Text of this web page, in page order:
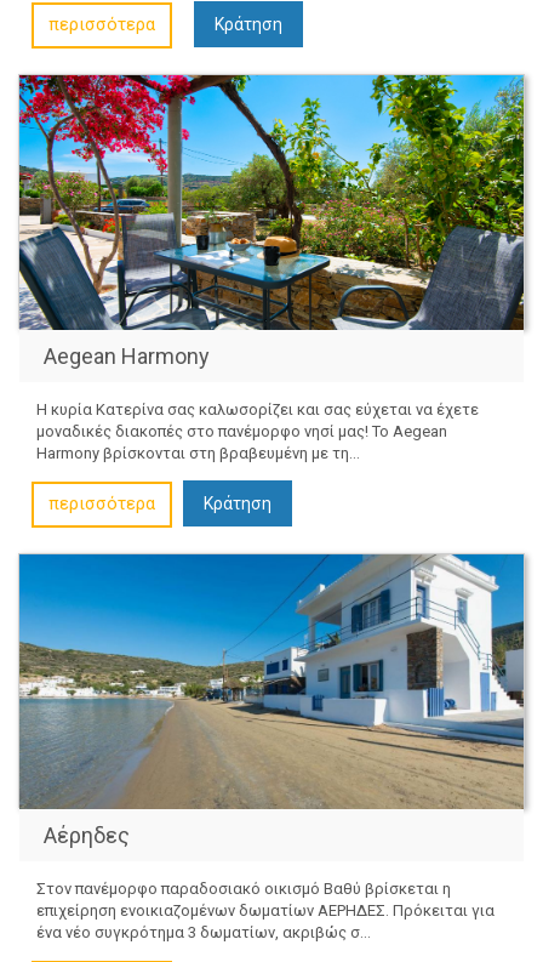
περισσότερα Κράτηση
Aegean Harmony
Η κυρία Κατερίνα σας καλωσορίζει και σας εύχεται να έχετε
μοναδικές διακοπές στο πανέμορφο νησί μας! Το Aegean
Harmony βρίσκονται στη βραβευμένη με τη...
περισσότερα Κράτηση
Αέρηδες
Στον πανέμορφο παραδοσιακό οικισμό Βαθύ βρίσκεται η
επιχείρηση ενοικιαζομένων δωματίων ΑΕΡΗΔΕΣ. Πρόκειται για
ένα νέο συγκρότημα 3 δωματίων, ακριβώς σ...